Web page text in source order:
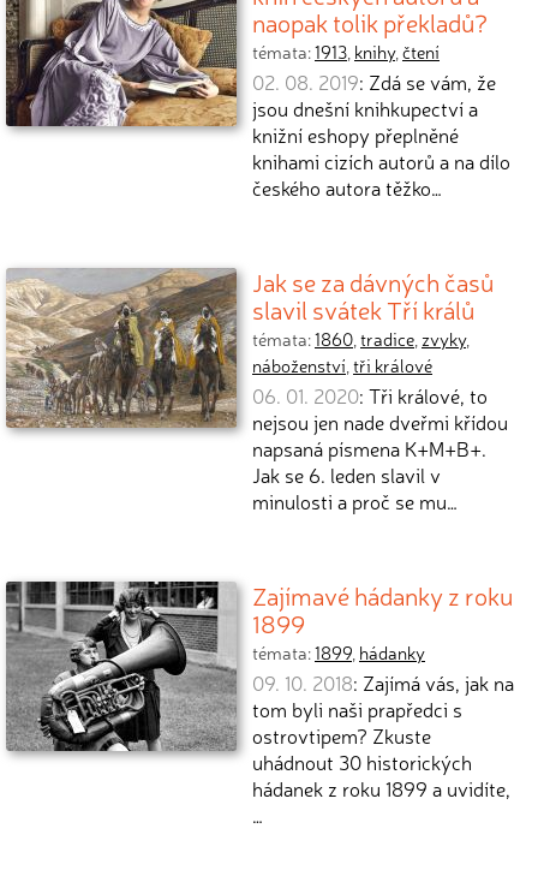
naopak tolik překladů?
témata:1913, knihy,čtení
02. 08. 2019: Zdá se vám, že
jsou dnešní knihkupectví a
knižní eshopy přeplněné
knihami cizích autorů a na dílo
českého autora těžko…
Jak se za dávných časů
slavil svátek Tří králů
témata:1860,tradice, zvyky,
náboženství,tři králové
06. 01. 2020: Tři králové, to
nejsou jen nade dveřmi křídou
napsaná písmena K+M+B+.
Jak se 6. leden slavil v
minulosti a proč se mu…
Zajímavé hádanky z roku
1899
témata:1899, hádanky
09. 10. 2018: Zajímá vás, jak na
tom byli naši prapředci s
ostrovtipem? Zkuste
uhádnout 30 historických
hádanek z roku 1899 a uvidíte,
…